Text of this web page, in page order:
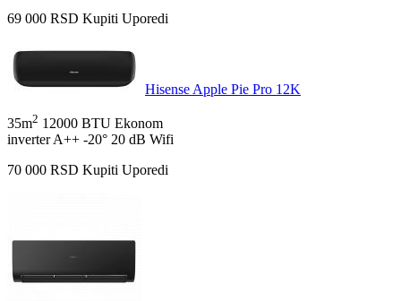
69 000 RSD Kupiti Uporedi
Hisense Apple Pie Pro 12K
35m2 12000 BTU Ekonom
inverter A++ -20° 20 dB Wifi
70 000 RSD Kupiti Uporedi